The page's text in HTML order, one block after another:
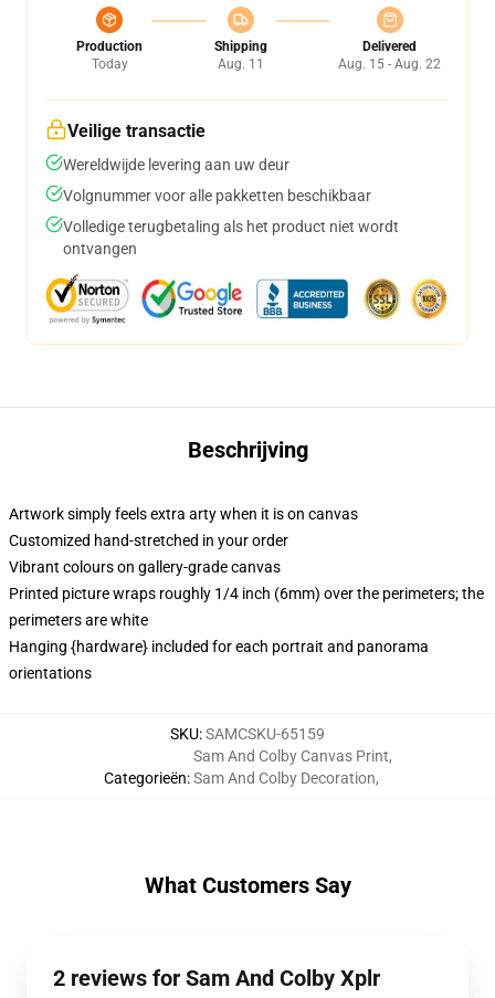
Production
Today
Shipping
Aug. 11
Delivered
Aug. 15 - Aug. 22
Veilige transactie
Wereldwijde levering aan uw deur
Volgnummer voor alle pakketten beschikbaar
Volledige terugbetaling als het product niet wordt
ontvangen
Beschrijving
Artwork simply feels extra arty when it is on canvas
Customized hand-stretched in your order
Vibrant colours on gallery-grade canvas
Printed picture wraps roughly 1/4 inch (6mm) over the perimeters; the
perimeters are white
Hanging {hardware} included for each portrait and panorama
orientations
SKU:SAMCSKU-65159
Categorieën:
Sam And Colby Canvas Print,
Sam And Colby Decoration,
What Customers Say
2 reviews for Sam And Colby Xplr